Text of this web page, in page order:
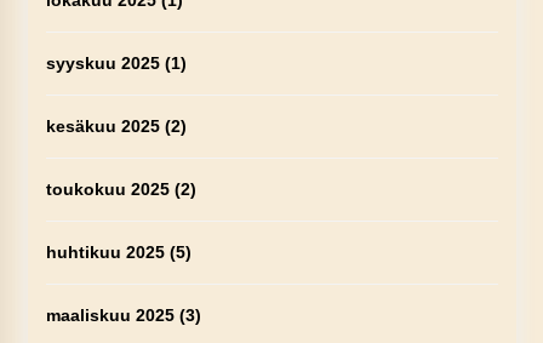
syyskuu 2025(1)
kesäkuu 2025(2)
toukokuu 2025(2)
huhtikuu 2025(5)
maaliskuu 2025(3)